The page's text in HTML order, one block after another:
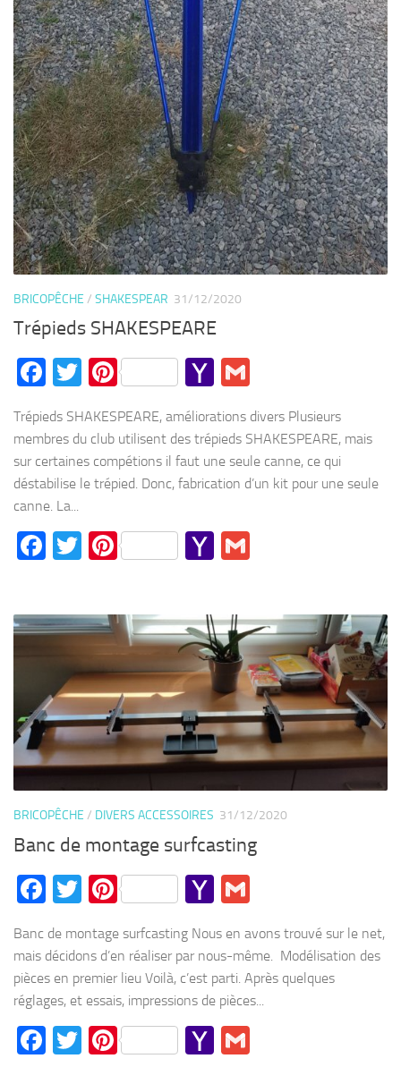
BRICOPÊCHE / SHAKESPEAR 31/12/2020
Trépieds SHAKESPEARE
Facebook
Twitter
PinterestYahoo
Trépieds SHAKESPEARE, améliorations divers Plusieurs
membres du club utilisent des trépieds SHAKESPEARE, mais
sur certaines compétions il faut une seule canne, ce qui
déstabilise le trépied. Donc, fabrication d’un kit pour une seule
canne. La...
Facebook
Twitter
PinterestYahoo
BRICOPÊCHE / DIVERS ACCESSOIRES 31/12/2020
Banc de montage surfcasting
Facebook
TwitterPinterestYahoo
Banc de montage surfcasting Nous en avons trouvé sur le net,
mais décidons d’en réaliser par nous-même. Modélisation des
pièces en premier lieu Voilà, c’est parti. Après quelques
réglages, et essais, impressions de pièces...
Facebook
TwitterPinterestYahoo